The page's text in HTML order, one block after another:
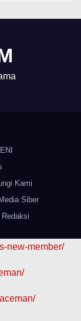
Kami
Siber
Redaksi
new-member/